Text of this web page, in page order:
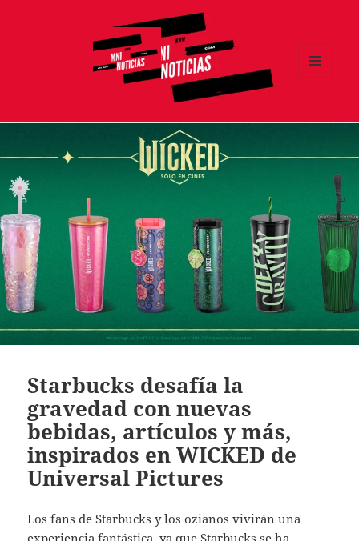
Starbucks desafía la
gravedad con nuevas
bebidas, artículos y más,
inspirados en WICKED de
Universal Pictures
Los fans de Starbucks y los ozianos vivirán una
experiencia fantástica, ya que Starbucks se ha